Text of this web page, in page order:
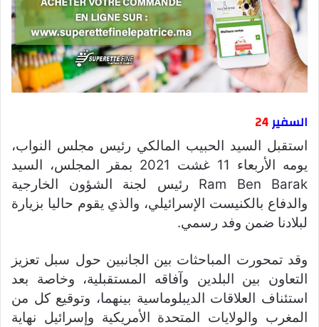
السفير24
استقبل السيد الحبيب المالكي رئيس مجلس النواب،
يومه الأربعاء 11 غشت 2021 بمقر المجلس، السيد
Ram Ben Barak رئيس لجنة الشؤون الخارجية
والدفاع بالكنيست الإسرائيلي، والذي يقوم حاليا بزيارة
لبلادنا ضمن وفد رسمي.
وقد تمحورت المباحثات بين الجانبين حول سبل تعزيز
التعاون بين البلدين وآفاقه المستقبلية، وخاصة بعد
استئناف العلاقات الديبلوماسية بينهما، وتوقيع كل من
المغرب والولايات المتحدة الأمريكية وإسرائيل نهاية